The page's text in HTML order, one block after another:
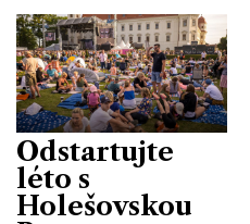
Odstartujte
léto s
Holešovskou